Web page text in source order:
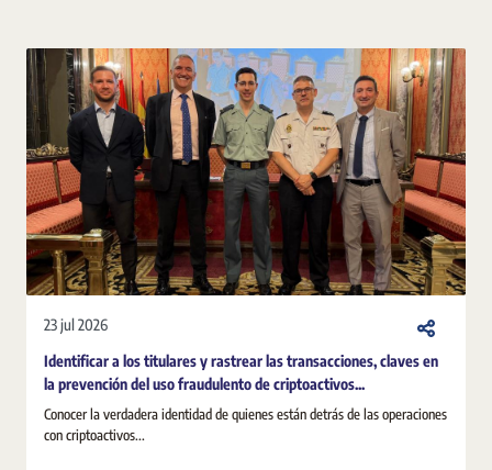
23 jul 2026
Identificar a los titulares y rastrear las transacciones, claves en
la prevención del uso fraudulento de criptoactivos...
Conocer la verdadera identidad de quienes están detrás de las operaciones
con criptoactivos...